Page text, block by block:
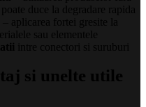
duce la degradare rapida
– aplicarea fortei gresite la
sau elementele
intre conectori si suruburi
si unelte utile